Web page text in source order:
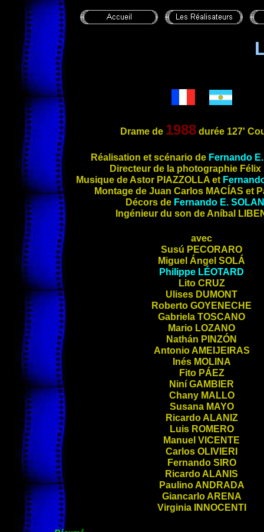
Drame de 1988durée 127'
Réalisation et scénario de Fernando
Directeur de la photographie Félix
Musique de Astor PIAZZOLLA et
Montage de Juan Carlos MACÍAS et
Décors de Fernando E.
Ingénieur du son de Aníbal
avec
Susú PECORARO
Miguel Ángel SOLÁ
Philippe LÉOTARD
Lito CRUZ
Ulises DUMONT
Roberto GOYENECHE
Gabriela TOSCANO
Mario LOZANO
Nathán PINZÓN
Antonio AMEIJEIRAS
Inés MOLINA
Fito PÁEZ
NiníGAMBIER
Chany MALLO
Susana MAYO
Ricardo ALANIZ
Luis ROMERO
Manuel VICENTE
Carlos OLIVIERI
Fernando SIRO
Ricardo ALANIS
Paulino ANDRADA
Giancarlo ARENA
Virginia INNOCENTI